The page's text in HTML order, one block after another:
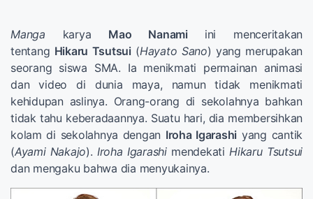
Manga karya Mao Nanami ini menceritakan
tentang Hikaru Tsutsui (Hayato Sano) yang merupakan
seorang siswa SMA. Ia menikmati permainan animasi
dan video di dunia maya, namun tidak menikmati
kehidupan aslinya. Orang-orang di sekolahnya bahkan
tidak tahu keberadaannya. Suatu hari, dia membersihkan
kolam di sekolahnya dengan Iroha Igarashi yang cantik
(Ayami Nakajo). Iroha Igarashimendekati Hikaru Tsutsui
dan mengaku bahwa dia menyukainya.